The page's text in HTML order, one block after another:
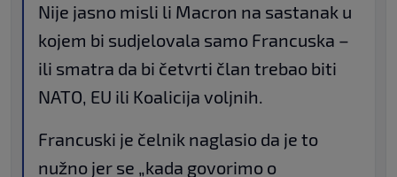
Nije jasno misli li Macron na sastanak u
kojem bi sudjelovala samo Francuska –
ili smatra da bi četvrti član trebao biti
NATO, EU ili Koalicija voljnih.
Francuski je čelnik naglasio da je to
nužno jer se „kada govorimo o